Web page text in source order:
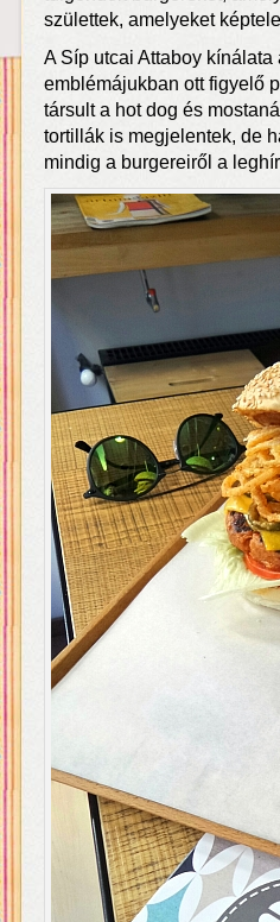
születtek, amelyeket
A Síp utcai Attaboy
emblémájukban ott figyelő
társult a hot dog és
tortillák is megjelentek, de
mindig a burgereiről a